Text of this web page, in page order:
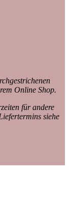
Online Shop.
für andere
siehe